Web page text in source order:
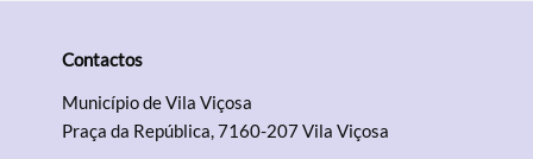
Filtros
Contactos
Município de Vila Viçosa
Praça da República, 7160-207 Vila Viçosa